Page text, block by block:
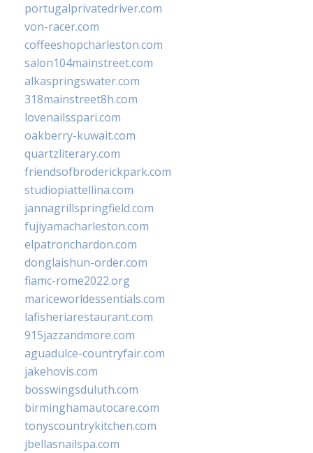
portugalprivatedriver.com
von-racer.com
coffeeshopcharleston.com
salon104mainstreet.com
alkaspringswater.com
318mainstreet8h.com
lovenailsspari.com
oakberry-kuwait.com
quartzliterary.com
friendsofbroderickpark.com
studiopiattellina.com
jannagrillspringfield.com
fujiyamacharleston.com
elpatronchardon.com
donglaishun-order.com
fiamc-rome2022.org
mariceworldessentials.com
lafisheriarestaurant.com
915jazzandmore.com
aguadulce-countryfair.com
jakehovis.com
bosswingsduluth.com
birminghamautocare.com
tonyscountrykitchen.com
jbellasnailspa.com